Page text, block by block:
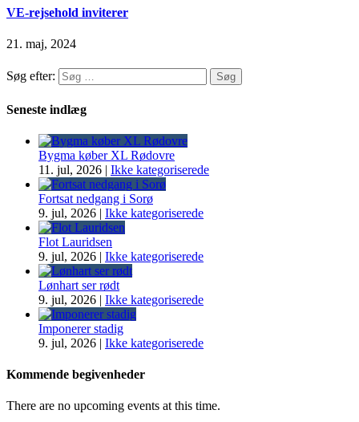
VE-rejsehold inviterer
21. maj, 2024
Søg efter:
Seneste indlæg
Bygma køber XL Rødovre
11. jul, 2026 | Ikke kategoriserede
Fortsat nedgang i Sorø
9. jul, 2026 | Ikke kategoriserede
Flot Lauridsen
9. jul, 2026 | Ikke kategoriserede
Lønhart ser rødt
9. jul, 2026 | Ikke kategoriserede
Imponerer stadig
9. jul, 2026 | Ikke kategoriserede
Kommende begivenheder
There are no upcoming events at this time.